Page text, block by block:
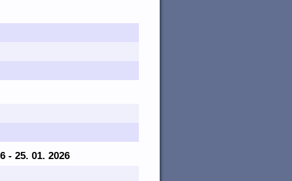
- 25. 01. 2026